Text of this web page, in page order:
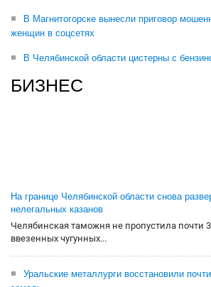
В Магнитогорске вынесли приговор
женщин в соцсетях
В Челябинской области цистерны с
БИЗНЕС
На границе Челябинской области снова
нелегальных казанов
Челябинская таможня не пропустила почти
ввезенных чугунных...
Уральские металлурги восстановили